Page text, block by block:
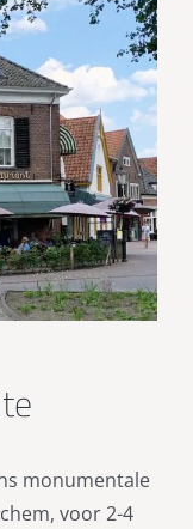
monumentale
voor 2-4